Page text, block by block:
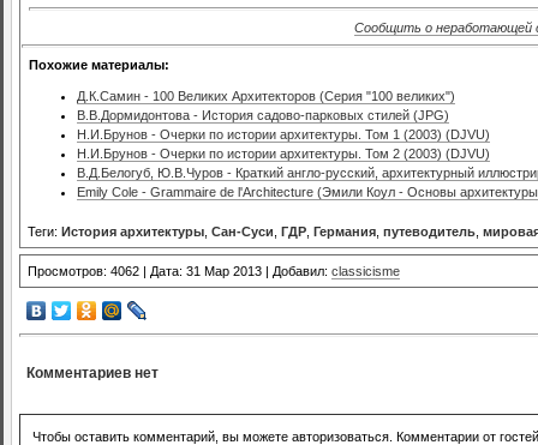
Сообщить о неработающей
Похожие материалы:
Д.К.Самин - 100 Великих Архитекторов (Серия "100 великих")
В.В.Дормидонтова - История садово-парковых стилей (JPG)
Н.И.Брунов - Очерки по истории архитектуры. Том 1 (2003) (DJVU)
Н.И.Брунов - Очерки по истории архитектуры. Том 2 (2003) (DJVU)
В.Д.Белогуб, Ю.В.Чуров - Краткий англо-русский, архитектурный
Emily Cole - Grammaire de l'Architecture (Эмили Коул - Основы
Теги: История архитектуры Сан-Суси ГДР Германия путеводитель
Просмотров: 4062 | Дата: 31 Мар 2013 | Добавил: classicisme
Комментариев нет
Чтобы оставить комментарий, вы можете авторизоваться. Комментарии от